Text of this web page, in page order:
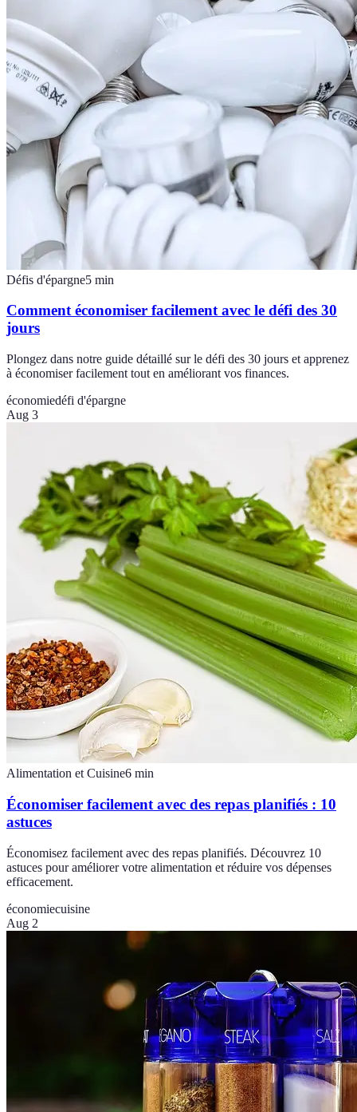
Défis d'épargne5 min
Comment économiser facilement avec le défi des 30
jours
Plongez dans notre guide détaillé sur le défi des 30 jours et apprenez
à économiser facilement tout en améliorant vos finances.
économiedéfi d'épargne
Aug 3
Alimentation et Cuisine6 min
Économiser facilement avec des repas planifiés : 10
astuces
Économisez facilement avec des repas planifiés. Découvrez 10
astuces pour améliorer votre alimentation et réduire vos dépenses
efficacement.
économiecuisine
Aug 2